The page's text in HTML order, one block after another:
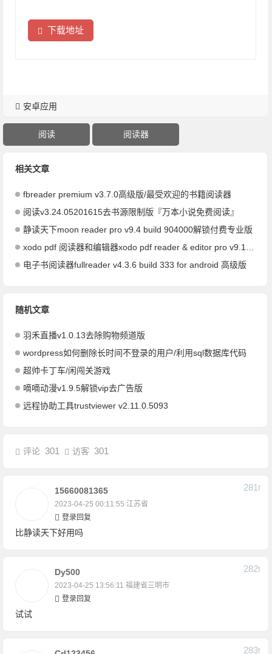
下载地址
安卓应用
阅读 阅读器
相关文章
fbreader premium v3.7.0高级版/最受欢迎的书籍阅读器
阅读v3.24.05201615去书源限制版『万本小说免费阅读』
静读天下moon reader pro v9.4 build 904000解锁付费专业版
xodo pdf 阅读器和编辑器xodo pdf reader & editor pro v9.1.1 for android 解锁专业版
电子书阅读器fullreader v4.3.6 build 333 for android 高级版
随机文章
羽禾直播v1.0.13去除购物频道版
wordpress如何删除长时间不登录的用户/利用sql数据库代码
超帅卡丁车/闲闯关游戏
嘀嘀动漫v1.9.5解锁vip去广告版
远程协助工具trustviewer v2.11.0.5093
评论301 访客301
15660081365
2023-04-25 00:11:55 江苏省
281F
登录回复
比静读天下好用吗
Dy500
2023-04-25 13:56:11 福建省三明市
282F
登录回复
试试
283F